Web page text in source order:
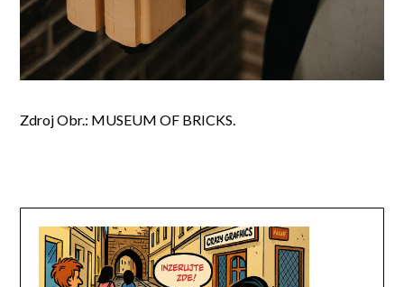
Zdroj Obr.: MUSEUM OF BRICKS.